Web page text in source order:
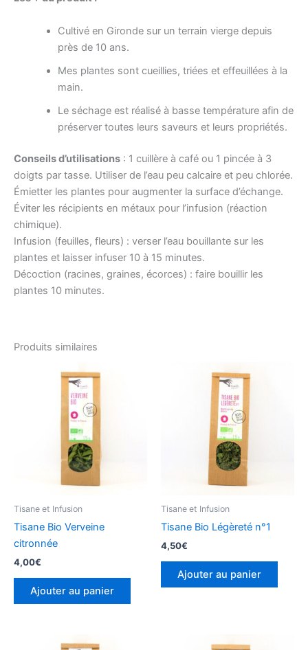
Cultivé en Gironde sur un terrain vierge depuis
près de 10 ans.
Mes plantes sont cueillies, triées et effeuillées à la
main.
Le séchage est réalisé à basse température afin de
préserver toutes leurs saveurs et leurs propriétés.
Conseils d’utilisations : 1 cuillère à café ou 1 pincée à 3
doigts par tasse. Utiliser de l’eau peu calcaire et peu chlorée.
Émietter les plantes pour augmenter la surface d’échange.
Éviter les récipients en métaux pour l’infusion (réaction
chimique).
Infusion (feuilles, fleurs) : verser l’eau bouillante sur les
plantes et laisser infuser 10 à 15 minutes.
Décoction (racines, graines, écorces) : faire bouillir les
plantes 10 minutes.
Produits similaires
Tisane et Infusion
Tisane Bio Verveine
citronnée
4,00€
Ajouter au panier
Tisane et Infusion
Tisane Bio Légèreté n°1
4,50€
Ajouter au panier